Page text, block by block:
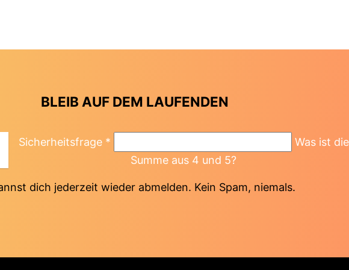
BLEIB AUF DEM LAUFENDEN
Sicherheitsfrage *
Was ist die
Summe aus 4 und 5?
dich jederzeit wieder abmelden. Kein Spam, niemals.